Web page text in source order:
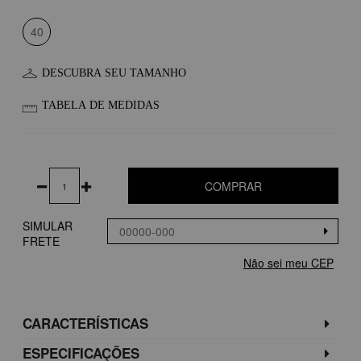
40
DESCUBRA SEU TAMANHO
TABELA DE MEDIDAS
COMPRAR
SIMULAR
FRETE
Não sei meu CEP
CARACTERÍSTICAS
ESPECIFICAÇÕES